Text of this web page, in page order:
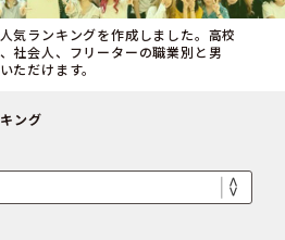
気ランキングを作成しました。高校
社会人、フリーターの職業別と男
ただけます。
ング